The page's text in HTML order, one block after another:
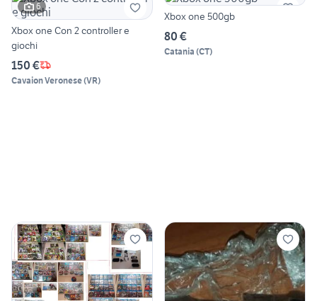
6
Xbox one Con 2 controller e
giochi
150 €
Cavaion Veronese(VR)
Xbox one 500gb
80 €
Catania (CT)